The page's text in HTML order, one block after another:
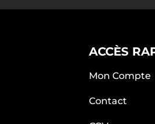
ACCÈS
Mon Compte
Contact